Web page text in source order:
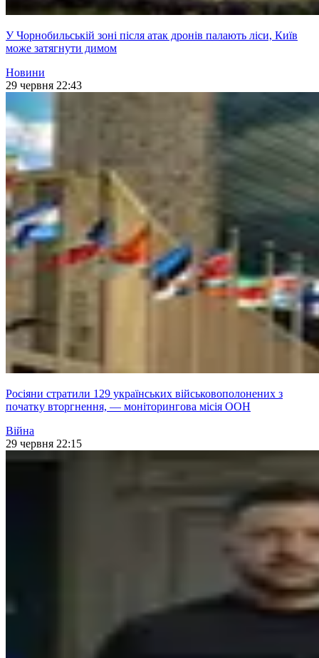
У Чорнобильській зоні після атак дронів палають ліси, Київ
може затягнути димом
Новини
29 червня 22:43
Росіяни стратили 129 українських військовополонених з
початку вторгнення, — моніторингова місія ООН
Війна
29 червня 22:15